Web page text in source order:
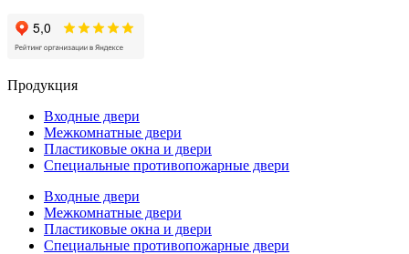
Продукция
Входные двери
Межкомнатные двери
Пластиковые окна и двери
Специальные противопожарные двери
Входные двери
Межкомнатные двери
Пластиковые окна и двери
Специальные противопожарные двери